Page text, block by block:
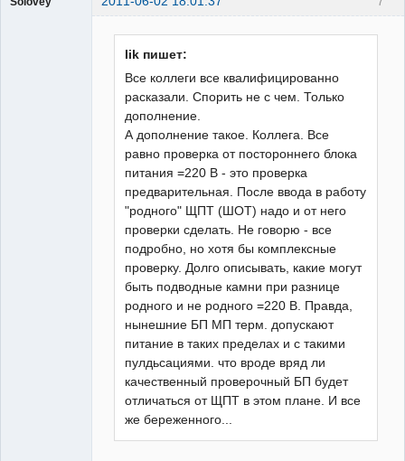
lik пишет:
Все коллеги все квалифицированно
расказали. Спорить не с чем. Только
дополнение.
А дополнение такое. Коллега. Все
равно проверка от постороннего блока
питания =220 В - это проверка
предварительная. После ввода в работу
"родного" ЩПТ (ШОТ) надо и от него
проверки сделать. Не говорю - все
подробно, но хотя бы комплексные
проверку. Долго описывать, какие могут
быть подводные камни при разнице
родного и не родного =220 В. Правда,
нынешние БП МП терм. допускают
питание в таких пределах и с такими
пулдьсациями. что вроде вряд ли
качественный проверочный БП будет
отличаться от ЩПТ в этом плане. И все
же береженного...